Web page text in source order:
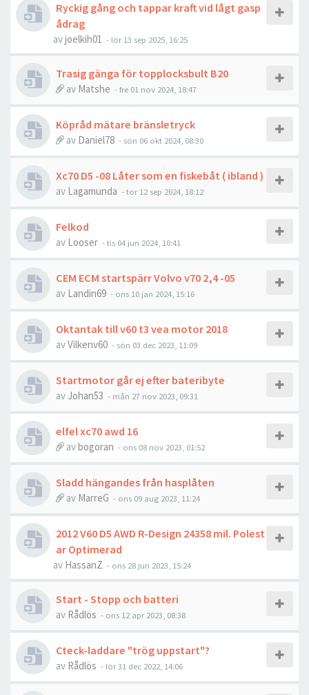
Ryckig gång och tappar kraft vid lågt gasp
ådrag
avjoelkih01 - lör 13 sep 2025, 16:25
Trasig gänga för topplocksbult B20
av Matshe - fre 01 nov 2024, 18:47
Köpråd mätare bränsletryck
av Daniel78 - sön 06 okt 2024, 08:30
Xc70 D5 -08 Låter som en fiskebåt ( ibland )
av Lagamunda - tor 12 sep 2024, 18:12
Felkod
av Looser - tis 04 jun 2024, 10:41
CEM ECM startspärr Volvo v70 2,4 -05
av Landin69 - ons 10 jan 2024, 15:16
Oktantak till v60 t3 vea motor 2018
avVilkenv60 - sön 03 dec 2023, 11:09
Startmotor går ej efter bateribyte
av Johan53 - mån 27 nov 2023, 09:31
elfel xc70 awd 16
avbogoran - ons 08 nov 2023, 01:52
Sladd hängandes från hasplåten
av MarreG - ons 09 aug 2023, 11:24
2012 V60 D5 AWD R-Design 24358 mil. Polest
ar Optimerad
av HassanZ - ons 28 jun 2023, 15:24
Start - Stopp och batteri
av Rådlös - ons 12 apr 2023, 08:38
Cteck-laddare "trög uppstart"?
av Rådlös - lör 31 dec 2022, 14:06